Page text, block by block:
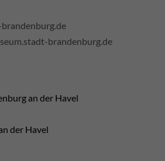
brandenburg.de
an der Havel
der Havel